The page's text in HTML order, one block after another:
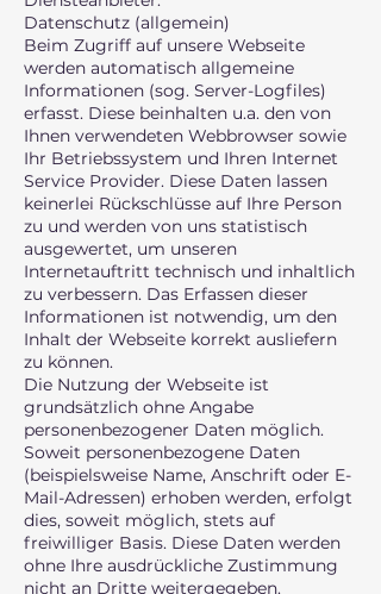
Datenschutz (allgemein)
Beim Zugriff auf unsere Webseite
werden automatisch allgemeine
Informationen (sog. Server-Logfiles)
erfasst. Diese beinhalten u.a. den von
Ihnen verwendeten Webbrowser sowie
Ihr Betriebssystem und Ihren Internet
Service Provider. Diese Daten lassen
keinerlei Rückschlüsse auf Ihre Person
zu und werden von uns statistisch
ausgewertet, um unseren
Internetauftritt technisch und inhaltlich
zu verbessern. Das Erfassen dieser
Informationen ist notwendig, um den
Inhalt der Webseite korrekt ausliefern
zu können.
Die Nutzung der Webseite ist
grundsätzlich ohne Angabe
personenbezogener Daten möglich.
Soweit personenbezogene Daten
(beispielsweise Name, Anschrift oder E-
Mail-Adressen) erhoben werden, erfolgt
dies, soweit möglich, stets auf
freiwilliger Basis. Diese Daten werden
ohne Ihre ausdrückliche Zustimmung
nicht an Dritte weitergegeben.